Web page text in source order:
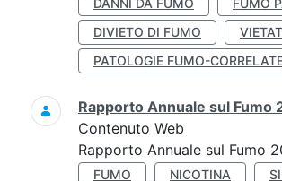
DANNI DA FUMO
FUMO
DIVIETO DI FUMO
PATOLOGIE FUMO-
Rapporto Annuale sul Fumo
Contenuto Web
Rapporto Annuale sul Fumo
FUMO NICOTINA